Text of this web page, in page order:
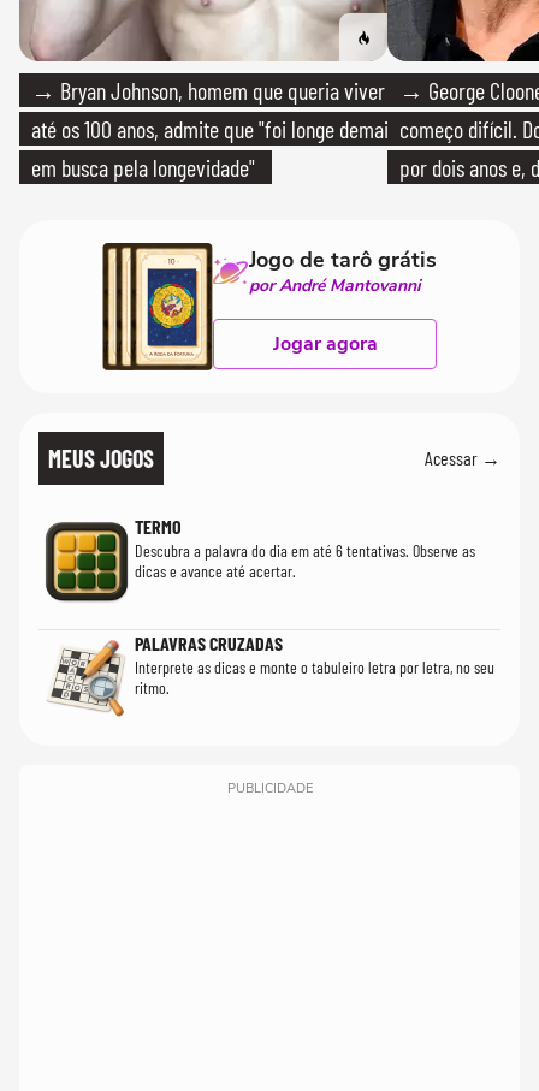
→ Bryan Johnson, homem que queria viver
até os 100 anos, admite que "foi longe demais
em busca pela longevidade"
→ George
começo difícil.
por dois anos e,
Jogo de tarô grátis
por André Mantovanni
Jogar agora
MEUS JOGOS Acessar →
TERMO
Descubra a palavra do dia em até 6 tentativas. Observe as
dicas e avance até acertar.
PALAVRAS CRUZADAS
Interprete as dicas e monte o tabuleiro letra por letra, no seu
ritmo.
PUBLICIDADE